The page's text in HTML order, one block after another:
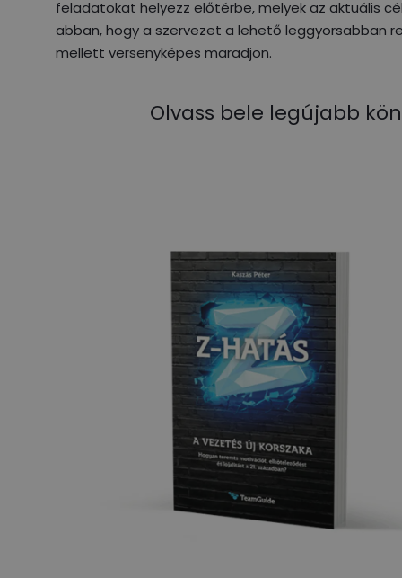
feladatokat helyezz előtérbe, melyek az aktuális
abban, hogy a szervezet a lehető leggyorsabban
mellett versenyképes maradjon.
Olvass bele legújabb